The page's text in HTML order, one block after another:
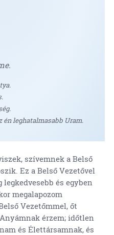
én leghatalmasabb Uram.
szívemnek a Belső
Ez a Belső Vezetővel
és egyben
megalapozom
Vezetőmmel, őt
érzem; időtlen
és Élettársamnak, és